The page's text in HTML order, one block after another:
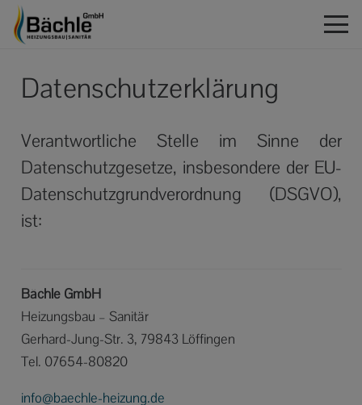
Datenschutzerklärung
Verantwortliche Stelle im Sinne der
Datenschutzgesetze, insbesondere der EU-
Datenschutzgrundverordnung (DSGVO),
ist:
Bächle GmbH
Heizungsbau – Sanitär
Gerhard-Jung-Str. 3, 79843 Löffingen
Tel. 07654-80820
info@baechle-heizung.de